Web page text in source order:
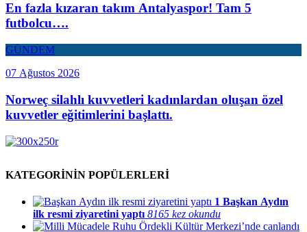
En fazla kızaran takım Antalyaspor! Tam 5
futbolcu….
GÜNDEM
07 Ağustos 2026
Norweç silahlı kuvvetleri kadınlardan oluşan özel
kuvvetler eğitimlerini başlattı.
KATEGORİNİN POPÜLERLERİ
1 Başkan Aydın
ilk resmi ziyaretini yaptı 8165 kez okundu